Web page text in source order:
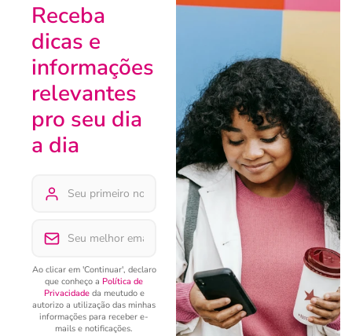
Receba
dicas e
informações
relevantes
pro seu dia
a dia
Ao clicar em 'Continuar', declaro
que conheço a Política de
Privacidadeda meutudo e
autorizo a utilização das minhas
informações para receber e-
mails e notificações.